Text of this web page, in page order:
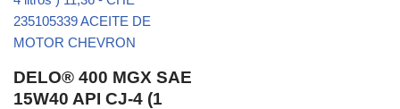
DELO® 400 MGX SAE
15W40 API CJ-4 (1